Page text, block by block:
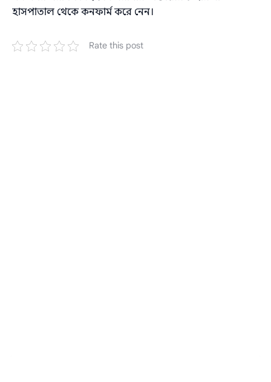
হাসপাতাল থেকে কনফার্ম করে নেন।
Rate this post